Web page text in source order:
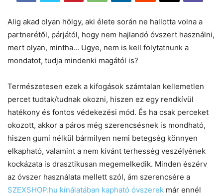
Alig akad olyan hölgy, aki élete során ne hallotta volna a
partnerétől, párjától, hogy nem hajlandó óvszert használni,
mert olyan, mintha… Ugye, nem is kell folytatnunk a
mondatot, tudja mindenki magától is?
Természetesen ezek a kifogások számtalan kellemetlen
percet tudtak/tudnak okozni, hiszen ez egy rendkívül
hatékony és fontos védekezési mód. És ha csak perceket
okozott, akkor a páros még szerencsésnek is mondható,
hiszen gumi nélkül bármilyen nemi betegség könnyen
elkapható, valamint a nem kívánt terhesség veszélyének
kockázata is drasztikusan megemelkedik. Minden észérv
az óvszer használata mellett szól, ám szerencsére a
SZEXSHOP.hu kínálatában kapható óvszerek már ennél